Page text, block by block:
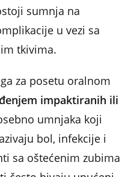
sumnja na
u vezi sa
tkivima.
za posetu oralnom
impaktiranih ili
umnjaka koji
bol, infekcije i
sa oštećenim zubima